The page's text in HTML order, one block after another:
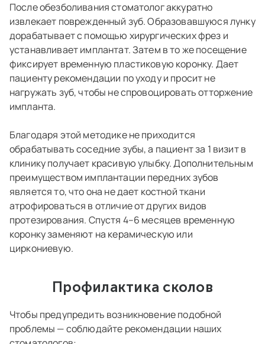
После обезболивания стоматолог аккуратно
извлекает поврежденный зуб. Образовавшуюся лунку
дорабатывает с помощью хирургических фрез и
устанавливает имплантат. Затем в то же посещение
фиксирует временную пластиковую коронку. Дает
пациенту рекомендации по уходу и просит не
нагружать зуб, чтобы не спровоцировать отторжение
импланта.
Благодаря этой методике не приходится
обрабатывать соседние зубы, а пациент за 1 визит в
клинику получает красивую улыбку. Дополнительным
преимуществом имплантации передних зубов
является то, что она не дает костной ткани
атрофироваться в отличие от других видов
протезирования. Спустя 4–6 месяцев временную
коронку заменяют на керамическую или
циркониевую.
Профилактика сколов
Чтобы предупредить возникновение подобной
проблемы — соблюдайте рекомендации наших